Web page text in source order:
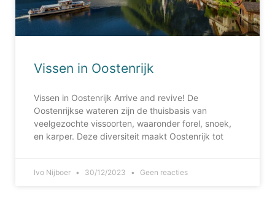
Vissen in Oostenrijk
Vissen in Oostenrijk Arrive and revive! De
Oostenrijkse wateren zijn de thuisbasis van
veelgezochte vissoorten, waaronder forel, snoek,
en karper. Deze diversiteit maakt Oostenrijk tot
Ivo Nijboer 30/12/2023 Geen reacties